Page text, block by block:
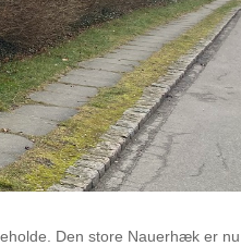
Den store Nauerhæk er nu